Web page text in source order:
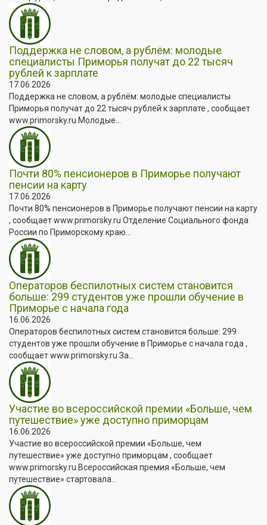
Поддержка не словом, а рублём: молодые
специалисты Приморья получат до 22 тысяч
рублей к зарплате
17.06.2026
Поддержка не словом, а рублём: молодые специалисты
Приморья получат до 22 тысяч рублей к зарплате , сообщает
www.primorsky.ru Молодые...
Почти 80% пенсионеров в Приморье получают
пенсии на карту
17.06.2026
Почти 80% пенсионеров в Приморье получают пенсии на карту
, сообщает www.primorsky.ru Отделение Социального фонда
России по Приморскому краю...
Операторов беспилотных систем становится
больше: 299 студентов уже прошли обучение в
Приморье с начала года
16.06.2026
Операторов беспилотных систем становится больше: 299
студентов уже прошли обучение в Приморье с начала года ,
сообщает www.primorsky.ru За...
Участие во всероссийской премии «Больше, чем
путешествие» уже доступно приморцам
16.06.2026
Участие во всероссийской премии «Больше, чем
путешествие» уже доступно приморцам , сообщает
www.primorsky.ru Всероссийская премия «Больше, чем
путешествие» стартовала...